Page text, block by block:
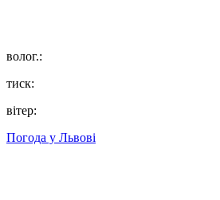
волог.:
тиск:
вітер:
Погода у Львові